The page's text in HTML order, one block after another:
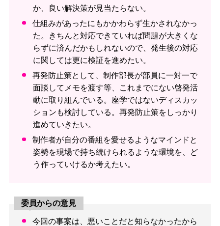
か、良い解決策が見当たらない。
仕組みがあったにもかかわらず生かされなかっ
た。きちんと対応できていれば問題が大きくな
らずに済んだかもしれないので、発生後の対応
に関しては更に検証を進めたい。
再発防止策として、制作部長が部員に一対一で
面談してメモを渡す等、これまでにない啓発活
動に取り組んでいる。座学ではないディスカッ
ションも検討している。再発防止策をしっかり
進めていきたい。
制作者が自分の番組を愛せるようなマインドと
姿勢を現場で持ち続けられるような環境を、ど
う作っていけるか考えたい。
委員からの意見
今回の事案は、悪いことだと知らなかったから